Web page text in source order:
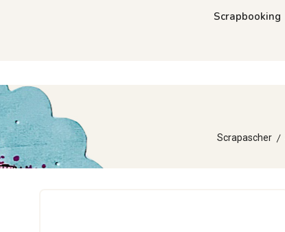
Scrapbooking
Scrapascher